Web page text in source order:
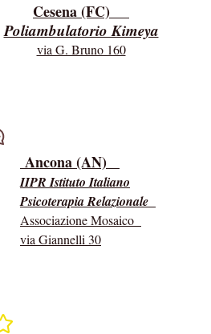
Cesena (FC)
Poliambulatorio Kimeya
via G. Bruno 160
Ancona (AN)
IIPR Istituto Italiano
Psicoterapia Relazionale
Associazione Mosaico
via Giannelli 30